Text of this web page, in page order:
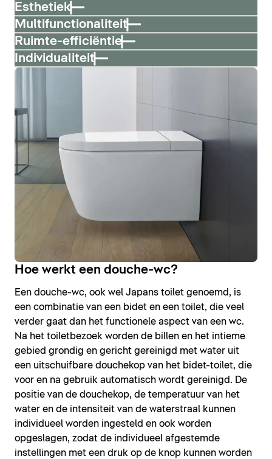
Esthetiek
Multifunctionaliteit
Ruimte-efficiëntie
Individualiteit
Hoe werkt een douche-wc?
Een douche-wc, ook wel Japans toilet genoemd, is
een combinatie van een bidet en een toilet, die veel
verder gaat dan het functionele aspect van een wc.
Na het toiletbezoek worden de billen en het intieme
gebied grondig en gericht gereinigd met water uit
een uitschuifbare douchekop van het bidet-toilet, die
voor en na gebruik automatisch wordt gereinigd. De
positie van de douchekop, de temperatuur van het
water en de intensiteit van de waterstraal kunnen
individueel worden ingesteld en ook worden
opgeslagen, zodat de individueel afgestemde
instellingen met een druk op de knop kunnen worden